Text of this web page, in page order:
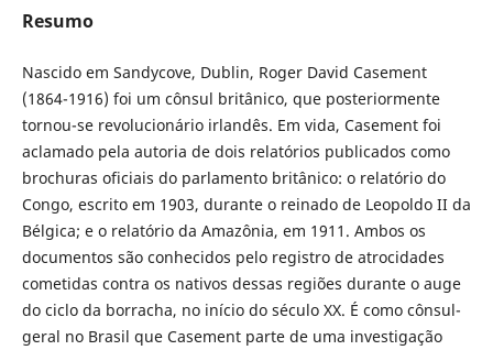
Resumo
Nascido em Sandycove, Dublin, Roger David Casement
(1864-1916) foi um cônsul britânico, que posteriormente
tornou-se revolucionário irlandês. Em vida, Casement foi
aclamado pela autoria de dois relatórios publicados como
brochuras oficiais do parlamento britânico: o relatório do
Congo, escrito em 1903, durante o reinado de Leopoldo II da
Bélgica; e o relatório da Amazônia, em 1911. Ambos os
documentos são conhecidos pelo registro de atrocidades
cometidas contra os nativos dessas regiões durante o auge
do ciclo da borracha, no início do século XX. É como cônsul-
geral no Brasil que Casement parte de uma investigação